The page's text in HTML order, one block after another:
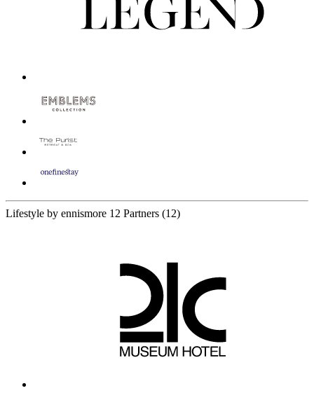
Lifestyle by ennismore 12 Partners (12)